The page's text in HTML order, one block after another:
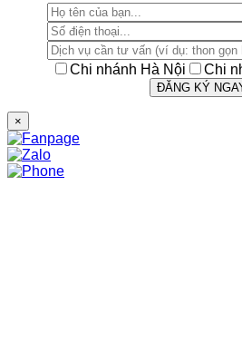
Chi nhánh Hà Nội Chi
×